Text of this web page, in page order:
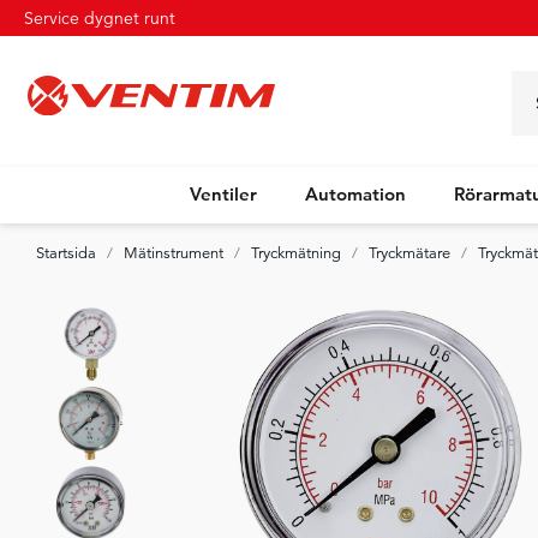
Service dygnet runt
Ventiler Automation
Startsida Mätinstrument Tryckmätning Tryckmätare